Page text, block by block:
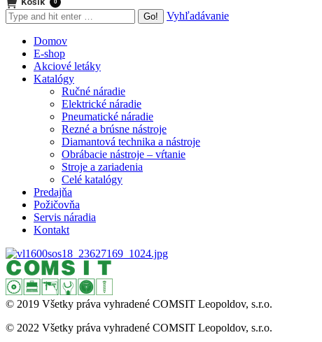
0
Search: Vyhľadávanie
Domov
E-shop
Akciové letáky
Katalógy
Ručné náradie
Elektrické náradie
Pneumatické náradie
Rezné a brúsne nástroje
Diamantová technika a nástroje
Obrábacie nástroje – vŕtanie
Stroje a zariadenia
Celé katalógy
Predajňa
Požičovňa
Servis náradia
Kontakt
© 2019 Všetky práva vyhradené COMSIT Leopoldov, s.r.o.
© 2022 Všetky práva vyhradené COMSIT Leopoldov, s.r.o.